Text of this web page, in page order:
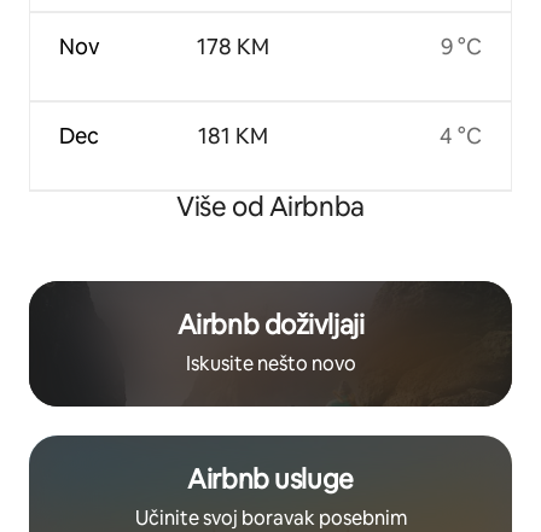
Nov
Dec
178 KM
181 KM
9 °C
4 °C
Više od Airbnba
Airbnb doživljaji
Iskusite nešto novo
Airbnb usluge
Učinite svoj boravak posebnim